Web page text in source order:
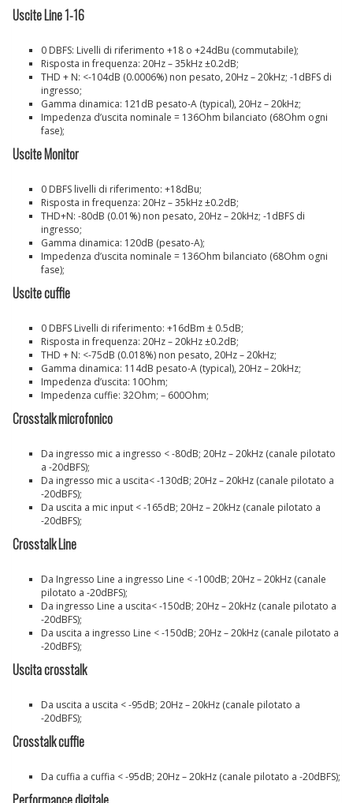
Uscite Line 1-16
0 DBFS: Livelli di riferimento +18 o +24dBu (commutabile);
Risposta in frequenza: 20Hz – 35kHz ±0.2dB;
THD + N: <-104dB (0.0006%) non pesato, 20Hz – 20kHz; -1dBFS di
ingresso;
Gamma dinamica: 121dB pesato-A (typical), 20Hz – 20kHz;
Impedenza d’uscita nominale = 136Ohm bilanciato (68Ohm ogni
fase);
Uscite Monitor
0 DBFS livelli di riferimento: +18dBu;
Risposta in frequenza: 20Hz – 35kHz ±0.2dB;
THD+N: -80dB (0.01%) non pesato, 20Hz – 20kHz; -1dBFS di
ingresso;
Gamma dinamica: 120dB (pesato-A);
Impedenza d’uscita nominale = 136Ohm bilanciato (68Ohm ogni
fase);
Uscite cuffie
0 DBFS Livelli di riferimento: +16dBm ± 0.5dB;
Risposta in frequenza: 20Hz – 20kHz ±0.2dB;
THD + N: <-75dB (0.018%) non pesato, 20Hz – 20kHz;
Gamma dinamica: 114dB pesato-A (typical), 20Hz – 20kHz;
Impedenza d’uscita: 10Ohm;
Impedenza cuffie: 32Ohm; – 600Ohm;
Crosstalk microfonico
Da ingresso mic a ingresso < -80dB; 20Hz – 20kHz (canale pilotato
a -20dBFS);
Da ingresso mic a uscita< -130dB; 20Hz – 20kHz (canale pilotato a
-20dBFS);
Da uscita a mic input < -165dB; 20Hz – 20kHz (canale pilotato a
-20dBFS);
Crosstalk Line
Da Ingresso Line a ingresso Line < -100dB; 20Hz – 20kHz (canale
pilotato a -20dBFS);
Da ingresso Line a uscita< -150dB; 20Hz – 20kHz (canale pilotato a
-20dBFS);
Da uscita a ingresso Line < -150dB; 20Hz – 20kHz (canale pilotato a
-20dBFS);
Uscita crosstalk
Da uscita a uscita < -95dB; 20Hz – 20kHz (canale pilotato a
-20dBFS);
Crosstalk cuffie
Da cuffia a cuffia < -95dB; 20Hz – 20kHz (canale pilotato a -20dBFS);